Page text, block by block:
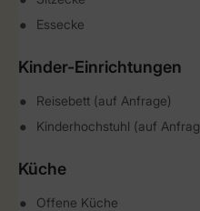
Essecke
Kinder-Einrichtungen
Reisebett (auf Anfrage)
Kinderhochstuhl (auf
Küche
Offene Küche